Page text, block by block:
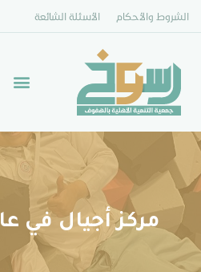
الشروط والأحكام الأسئلة الشائعة
مركز أجيال في